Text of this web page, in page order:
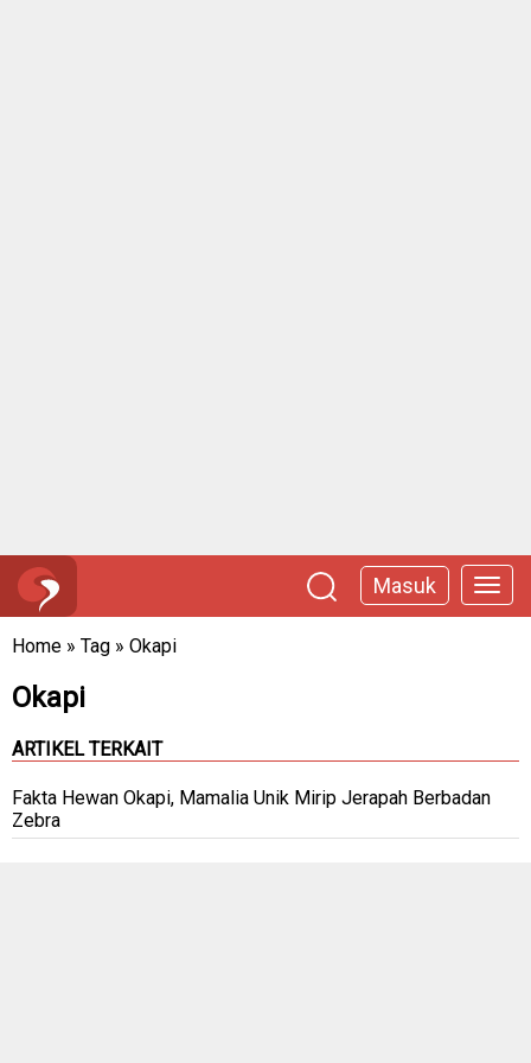
Masuk
Home » Tag » Okapi
Okapi
ARTIKEL TERKAIT
Fakta Hewan Okapi, Mamalia Unik Mirip Jerapah Berbadan
Zebra